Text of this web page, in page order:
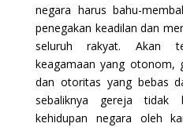
negara harus bahu-
penegakan keadilan dan
seluruh rakyat. Akan
keagamaan yang otonom,
dan otoritas yang bebas
sebaliknya gereja tidak
kehidupan negara oleh